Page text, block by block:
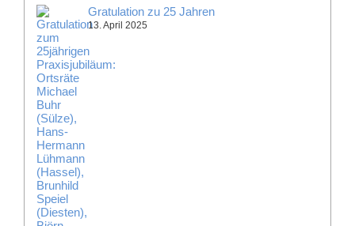
Gratulation zu 25 Jahren
13. April 2025